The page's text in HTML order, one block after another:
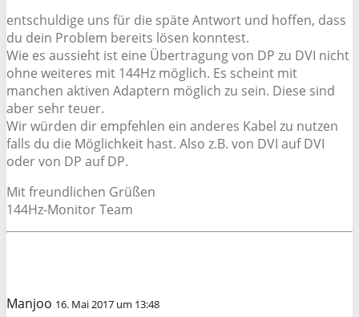
entschuldige uns für die späte Antwort und hoffen, dass
du dein Problem bereits lösen konntest.
Wie es aussieht ist eine Übertragung von DP zu DVI nicht
ohne weiteres mit 144Hz möglich. Es scheint mit
manchen aktiven Adaptern möglich zu sein. Diese sind
aber sehr teuer.
Wir würden dir empfehlen ein anderes Kabel zu nutzen
falls du die Möglichkeit hast. Also z.B. von DVI auf DVI
oder von DP auf DP.
Mit freundlichen Grüßen
144Hz-Monitor Team
Manjoo 16. Mai 2017 um 13:48